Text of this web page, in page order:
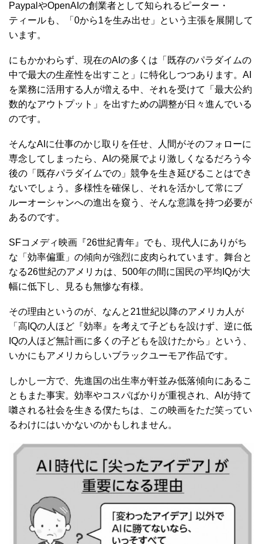
PaypalやOpenAIの創業者として知られるピーター・
ティールも、「0から1を生み出せ」という主張を展開して
います。
にもかかわらず、現在のAIの多くは「既存のパラダイムの
中で最大の生産性を出すこと」に特化しつつあります。AI
を業務に活用する人が増える中、それを受けて「最大公約
数的なアウトプット」を出すための調整が日々進んでいる
のです。
そんなAIに仕事のかじ取りを任せ、人間がそのフォローに
専念してしまったら、AIの発展でより激しくなるだろう今
後の「既存パラダイムでの」競争を生き延びることはでき
ないでしょう。多様性を確保し、それを活かして常にブ
ルーオーシャンへの進出を窺う、そんな意識を持つ必要が
あるのです。
SFコメディ映画『26世紀青年』でも、現代人にありがち
な「効率偏重」の傾向が強烈に皮肉られています。舞台と
なる26世紀のアメリカは、500年の間に国民の平均IQが大
幅に低下し、見るも無惨な有様。
その理由というのが、なんと21世紀以降のアメリカ人が
「高IQの人ほど『効率』を考えて子どもを設けず、逆に低
IQの人ほど無計画に多くの子どもを設けたから」という、
いかにもアメリカらしいブラックユーモア作品です。
しかし一方で、先進国の出生率が軒並み低落傾向にあるこ
ともまた事実。効率やコスパばかりが重視され、AIが持て
囃される社会を生きる僕たちは、この映画をただ笑ってい
るわけにはいかないのかもしれません。